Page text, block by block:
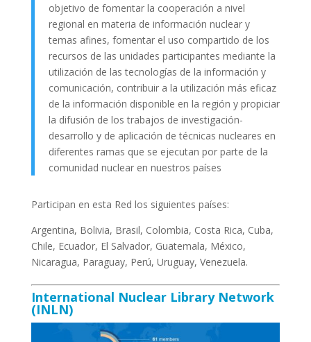
objetivo de fomentar la cooperación a nivel
regional en materia de información nuclear y
temas afines, fomentar el uso compartido de los
recursos de las unidades participantes mediante la
utilización de las tecnologías de la información y
comunicación, contribuir a la utilización más eficaz
de la información disponible en la región y propiciar
la difusión de los trabajos de investigación-
desarrollo y de aplicación de técnicas nucleares en
diferentes ramas que se ejecutan por parte de la
comunidad nuclear en nuestros países
Participan en esta Red los siguientes países:
Argentina, Bolivia, Brasil, Colombia, Costa Rica, Cuba,
Chile, Ecuador, El Salvador, Guatemala, México,
Nicaragua, Paraguay, Perú, Uruguay, Venezuela.
International Nuclear Library Network
(INLN)